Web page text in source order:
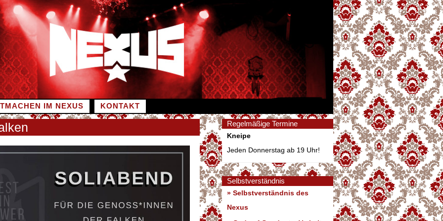
IM NEXUS KONTAKT
Regelmäßige Termine
Kneipe
Jeden Donnerstag ab 19 Uhr!
Selbstverständnis
» Selbstverständnis des
Nexus